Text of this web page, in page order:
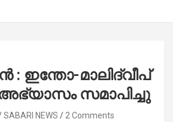
ഇന്തോ-മാലിദ്വീപ്
സമാപിച്ചു
SABARI NEWS 2 Comments